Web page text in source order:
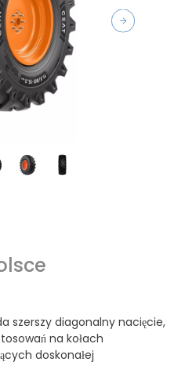
szerszy diagonalny nacięcie,
na kołach
doskonałej